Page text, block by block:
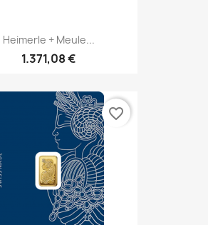
Heimerle + Meule...
1.371,08 €
favorite_border